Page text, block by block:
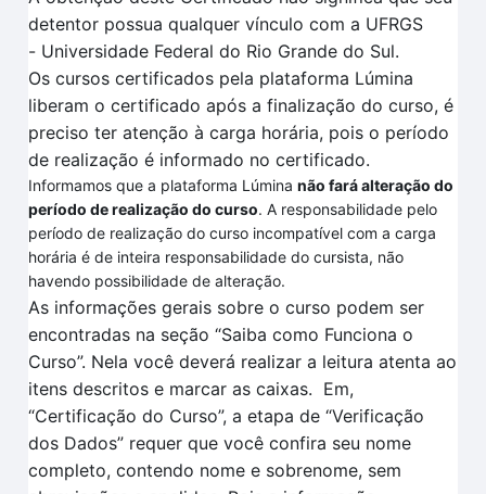
detentor possua qualquer vínculo com a UFRGS
- Universidade Federal do Rio Grande do Sul.
Os cursos certificados pela plataforma Lúmina
liberam o certificado após a finalização do curso, é
preciso ter atenção à carga horária, pois o período
de realização é informado no certificado.
Informamos que a plataforma Lúminanão fará alteração do
período de realização do curso. A responsabilidade pelo
período de realização do curso incompatível com a carga
horária é de inteira responsabilidade do cursista, não
havendo possibilidade de alteração.
As informações gerais sobre o curso podem ser
encontradas na seção “Saiba como Funciona o
Curso”. Nela você deverá realizar a leitura atentaao
itens descritos e marcar as caixas. Em,
“Certificação do Curso”, a etapa de“Verificação
dos Dados” requer que você confira seu nome
completo, contendo nome e sobrenome, sem